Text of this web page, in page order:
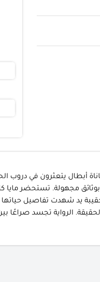
أبطال يتعثرون في دروب
مجهولة. تستحضر مايا
حقيبة يد شهدت تفاصيل
الرواية تجسد صراعًا